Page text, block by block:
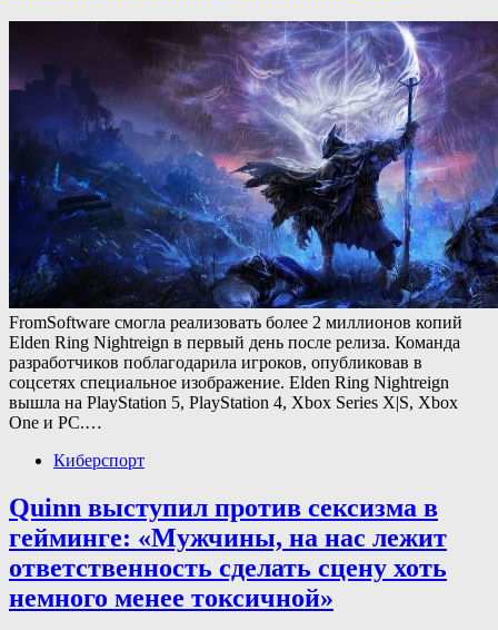
FromSoftware смогла реализовать более 2 миллионов копий
Elden Ring Nightreign в первый день после релиза. Команда
разработчиков поблагодарила игроков, опубликовав в
соцсетях специальное изображение. Elden Ring Nightreign
вышла на PlayStation 5, PlayStation 4, Xbox Series X|S, Xbox
One и PC.…
Киберспорт
Quinn выступил против сексизма в
гейминге: «Мужчины, на нас лежит
ответственность сделать сцену хоть
немного менее токсичной»